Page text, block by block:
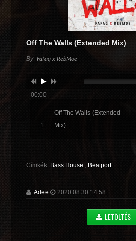
Off The Walls (Extended Mix)
By Fafaq x RebMoe
00:00
Off The Walls (Extended
Mix)
Címkék: Bass House , Beatport
Adee 2020.08.30 14:58
LETÖLTÉS